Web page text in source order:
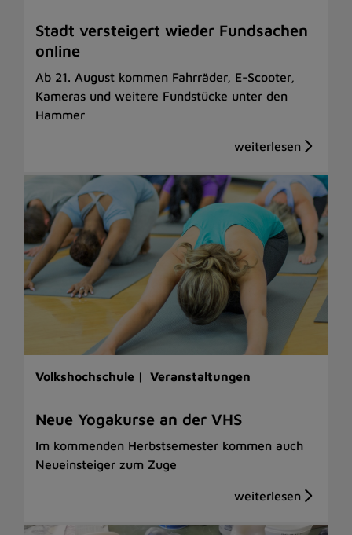
Stadt versteigert wieder Fundsachen
online
Ab 21. August kommen Fahrräder, E-Scooter,
Kameras und weitere Fundstücke unter den
Hammer
Volkshochschule | Veranstaltungen
Neue Yogakurse an der VHS
Im kommenden Herbstsemester kommen auch
Neueinsteiger zum Zuge